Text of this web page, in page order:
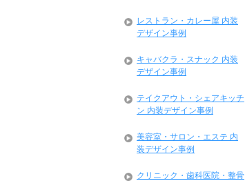
レストラン・カレー屋 内装
デザイン事例
キャバクラ・スナック 内装
デザイン事例
テイクアウト・シェアキッチ
ン 内装デザイン事例
美容室・サロン・エステ 内
装デザイン事例
クリニック・歯科医院・整骨